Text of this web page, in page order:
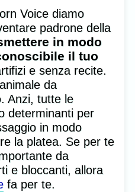
Voice diamo
padrone della
in modo
il tuo
e senza recite.
da
Anzi, tutte le
determinanti per
in modo
la platea. Se per te
da
e bloccanti, allora
fa per te.